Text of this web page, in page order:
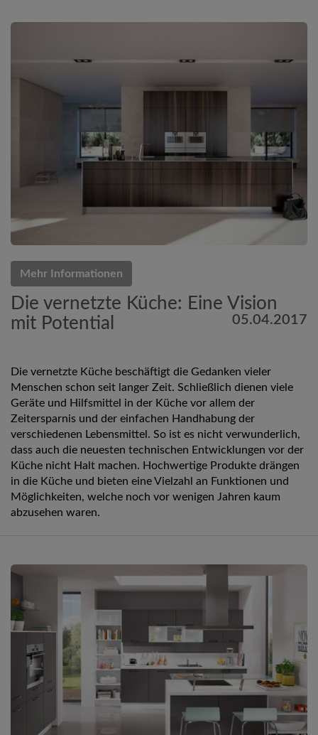
Mehr Informationen
Die vernetzte Küche: Eine Vision
mit Potential
05.04.2017
Die vernetzte Küche beschäftigt die Gedanken vieler
Menschen schon seit langer Zeit. Schließlich dienen viele
Geräte und Hilfsmittel in der Küche vor allem der
Zeitersparnis und der einfachen Handhabung der
verschiedenen Lebensmittel. So ist es nicht verwunderlich,
dass auch die neuesten technischen Entwicklungen vor der
Küche nicht Halt machen. Hochwertige Produkte drängen
in die Küche und bieten eine Vielzahl an Funktionen und
Möglichkeiten, welche noch vor wenigen Jahren kaum
abzusehen waren.